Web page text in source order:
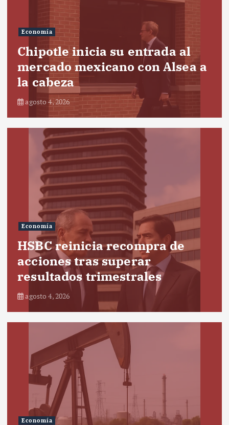
Economía
Chipotle inicia su entrada al
mercado mexicano con Alsea a
la cabeza
agosto 4, 2026
Economía
HSBC reinicia recompra de
acciones tras superar
resultados trimestrales
agosto 4, 2026
Economía